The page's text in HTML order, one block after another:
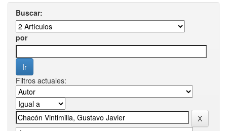
Buscar:
por
Filtros actuales: